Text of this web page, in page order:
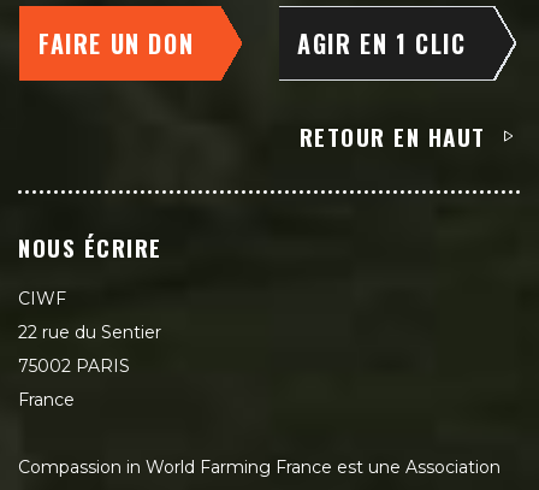
FAIRE UN DON AGIR EN 1 CLIC
RETOUR EN HAUT
NOUS ÉCRIRE
CIWF
22 rue du Sentier
75002 PARIS
France
Compassion in World Farming France est une Association